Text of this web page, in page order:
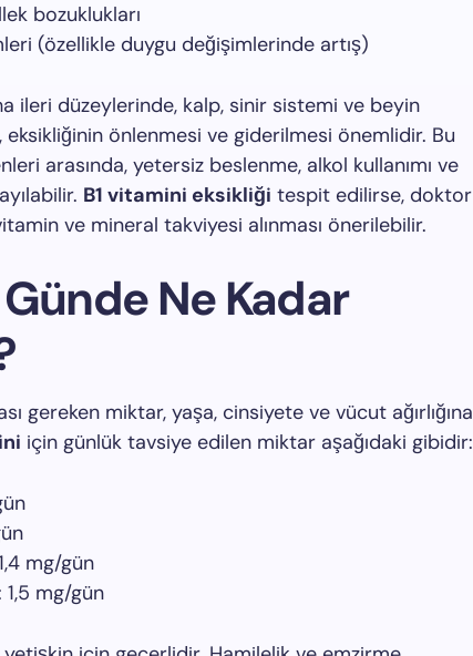
bozuklukları
(özellikle duygu değişimlerinde artış)
ileri düzeylerinde, kalp, sinir sistemi ve beyin
eksikliğinin önlenmesi ve giderilmesi önemlidir. Bu
arasında, yetersiz beslenme, alkol kullanımı ve
B1 vitamini eksikliği tespit edilirse, doktor
ve mineral takviyesi alınması önerilebilir.
Ne Kadar
gereken miktar, yaşa, cinsiyete ve vücut ağırlığına
için günlük tavsiye edilen miktar aşağıdaki gibidir:
mg/gün
1,5 mg/gün